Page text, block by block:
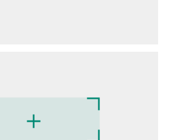
الأسلحة، واهزم الفريق الخصم!